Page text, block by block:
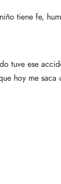
tiene fe,
tuve ese
hoy me saca